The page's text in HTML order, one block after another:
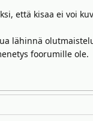
että kisaa ei voi
lähinnä
foorumille ole.